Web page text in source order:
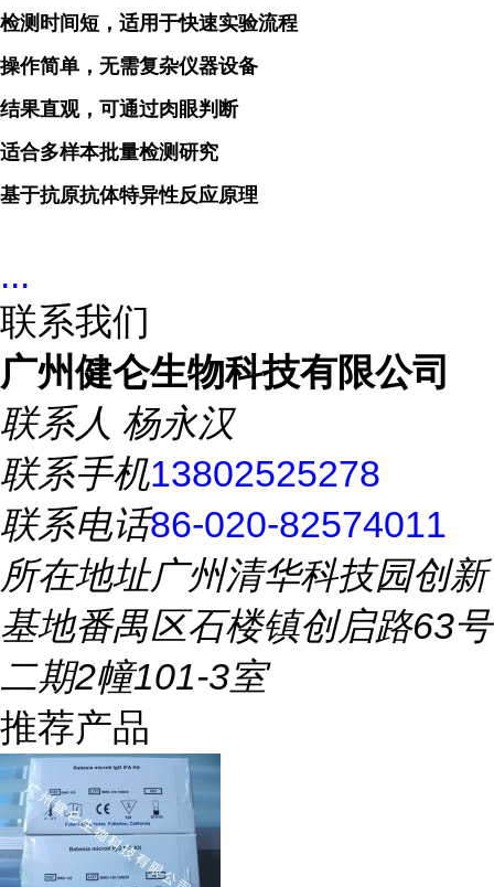
检测时间短，适用于快速实验流程
操作简单，无需复杂仪器设备
结果直观，可通过肉眼判断
适合多样本批量检测研究
基于抗原抗体特异性反应原理
...
联系我们
广州健仑生物科技有限公司
联系人 杨永汉
联系手机13802525278
联系电话86-020-82574011
所在地址广州清华科技园创新
基地番禺区石楼镇创启路63号
二期2幢101-3室
推荐产品